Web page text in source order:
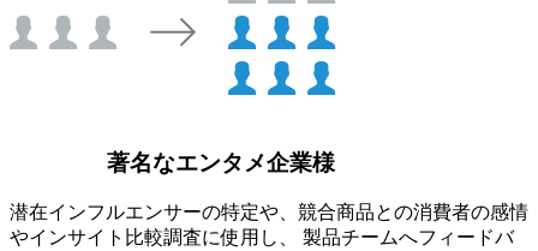
著名なエンタメ企業様
潜在インフルエンサーの特定や、競合商品との消費者の感情
やインサイト比較調査に使用し、 製品チームへフィードバ